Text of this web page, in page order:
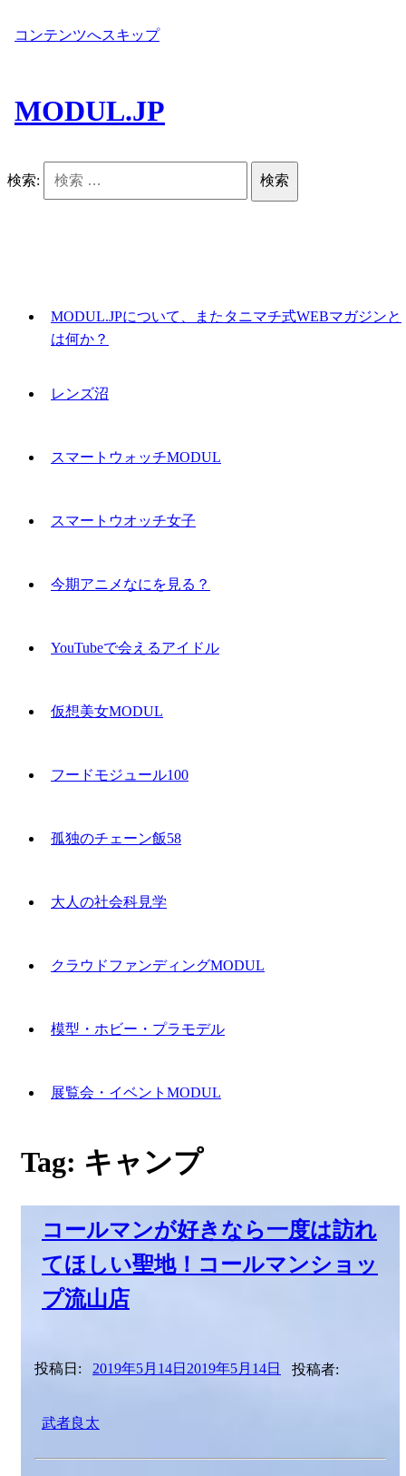
コンテンツへスキップ
MODUL.JP
検索:
MODUL.JPについて、またタニマチ式WEBマガジンと
は何か？
レンズ沼
スマートウォッチMODUL
スマートウオッチ女子
今期アニメなにを見る？
YouTubeで会えるアイドル
仮想美女MODUL
フードモジュール100
孤独のチェーン飯58
大人の社会科見学
クラウドファンディングMODUL
模型・ホビー・プラモデル
展覧会・イベントMODUL
Tag: キャンプ
コールマンが好きなら一度は訪れ
てほしい聖地！コールマンショッ
プ流山店
投稿日: 2019年5月14日 2019年5月14日 投稿者:
武者良太